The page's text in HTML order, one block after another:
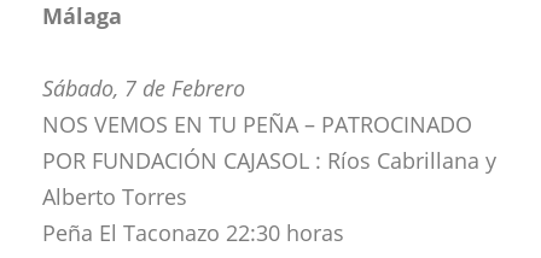
Málaga
Sábado, 7 de Febrero
NOS VEMOS EN TU PEÑA – PATROCINADO
POR FUNDACIÓN CAJASOL : Ríos Cabrillana y
Alberto Torres
Peña El Taconazo 22:30 horas